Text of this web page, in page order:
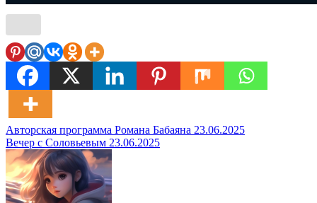
Навигация
по
записям
Авторская программа Романа Бабаяна 23.06.2025
Вечер с Соловьевым 23.06.2025